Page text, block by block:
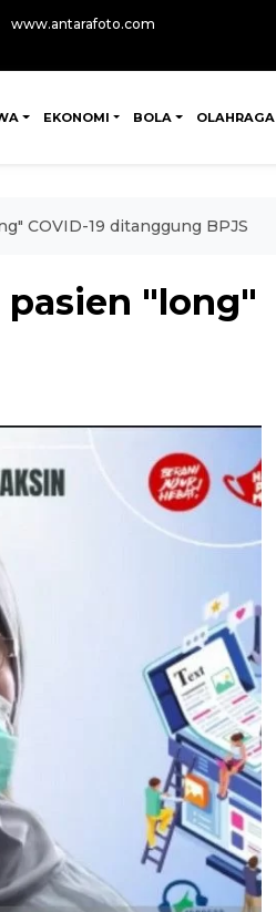
www.antarafoto.com
EKONOMI BOLA OLAHRAGA
COVID-19 ditanggung BPJS
pasien "long"